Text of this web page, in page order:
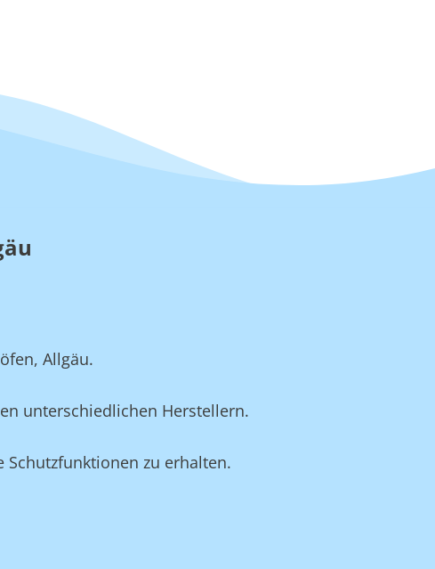
Allgäu.
unterschiedlichen Herstellern.
zu erhalten.